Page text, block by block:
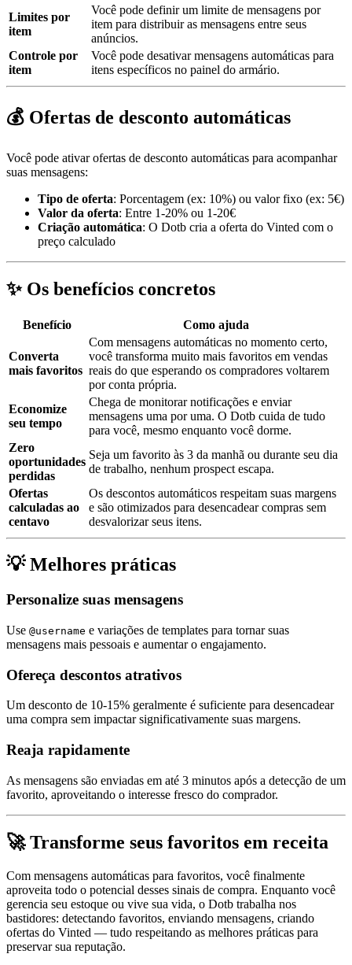
Limites por
item
Você pode definir um limite de mensagens por
item para distribuir as mensagens entre seus
anúncios.
Controle por
item
Você pode desativar mensagens automáticas para
itens específicos no painel do armário.
💰 Ofertas de desconto automáticas
Você pode ativar ofertas de desconto automáticas para acompanhar
suas mensagens:
Tipo de oferta: Porcentagem (ex: 10%) ou valor fixo (ex: 5€)
Valor da oferta: Entre 1-20% ou 1-20€
Criação automática: O Dotb cria a oferta do Vinted com o
preço calculado
✨ Os benefícios concretos
Benefício Como ajuda
Converta
mais favoritos
Com mensagens automáticas no momento certo,
você transforma muito mais favoritos em vendas
reais do que esperando os compradores voltarem
por conta própria.
Economize
seu tempo
Chega de monitorar notificações e enviar
mensagens uma por uma. O Dotb cuida de tudo
para você, mesmo enquanto você dorme.
Zero
oportunidades
perdidas
Seja um favorito às 3 da manhã ou durante seu dia
de trabalho, nenhum prospect escapa.
Ofertas
calculadas ao
centavo
Os descontos automáticos respeitam suas margens
e são otimizados para desencadear compras sem
desvalorizar seus itens.
💡 Melhores práticas
Personalize suas mensagens
Use @username e variações de templates para tornar suas
mensagens mais pessoais e aumentar o engajamento.
Ofereça descontos atrativos
Um desconto de 10-15% geralmente é suficiente para desencadear
uma compra sem impactar significativamente suas margens.
Reaja rapidamente
As mensagens são enviadas em até 3 minutos após a detecção de um
favorito, aproveitando o interesse fresco do comprador.
🚀 Transforme seus favoritos em receita
Com mensagens automáticas para favoritos, você finalmente
aproveita todo o potencial desses sinais de compra. Enquanto você
gerencia seu estoque ou vive sua vida, o Dotb trabalha nos
bastidores: detectando favoritos, enviando mensagens, criando
ofertas do Vinted — tudo respeitando as melhores práticas para
preservar sua reputação.